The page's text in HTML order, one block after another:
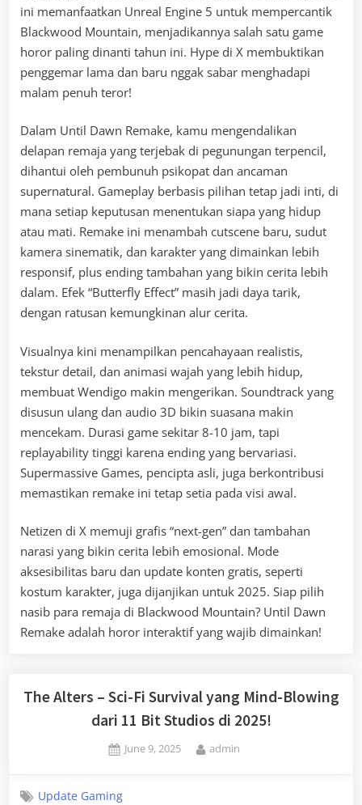
ini memanfaatkan Unreal Engine 5 untuk mempercantik
Blackwood Mountain, menjadikannya salah satu game
horor paling dinanti tahun ini. Hype di X membuktikan
penggemar lama dan baru nggak sabar menghadapi
malam penuh teror!
Dalam Until Dawn Remake, kamu mengendalikan
delapan remaja yang terjebak di pegunungan terpencil,
dihantui oleh pembunuh psikopat dan ancaman
supernatural. Gameplay berbasis pilihan tetap jadi inti, di
mana setiap keputusan menentukan siapa yang hidup
atau mati. Remake ini menambah cutscene baru, sudut
kamera sinematik, dan karakter yang dimainkan lebih
responsif, plus ending tambahan yang bikin cerita lebih
dalam. Efek “Butterfly Effect” masih jadi daya tarik,
dengan ratusan kemungkinan alur cerita.
Visualnya kini menampilkan pencahayaan realistis,
tekstur detail, dan animasi wajah yang lebih hidup,
membuat Wendigo makin mengerikan. Soundtrack yang
disusun ulang dan audio 3D bikin suasana makin
mencekam. Durasi game sekitar 8-10 jam, tapi
replayability tinggi karena ending yang bervariasi.
Supermassive Games, pencipta asli, juga berkontribusi
memastikan remake ini tetap setia pada visi awal.
Netizen di X memuji grafis “next-gen” dan tambahan
narasi yang bikin cerita lebih emosional. Mode
aksesibilitas baru dan update konten gratis, seperti
kostum karakter, juga dijanjikan untuk 2025. Siap pilih
nasib para remaja di Blackwood Mountain? Until Dawn
Remake adalah horor interaktif yang wajib dimainkan!
The Alters – Sci-Fi Survival yang Mind-Blowing
dari 11 Bit Studios di 2025!
Posted
June 9, 2025 By
admin
Update Gaming